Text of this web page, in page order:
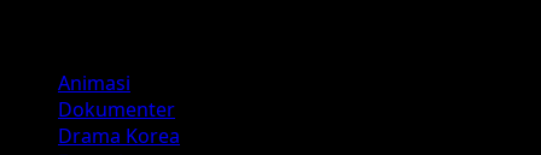
Animasi
Dokumenter
Drama Korea